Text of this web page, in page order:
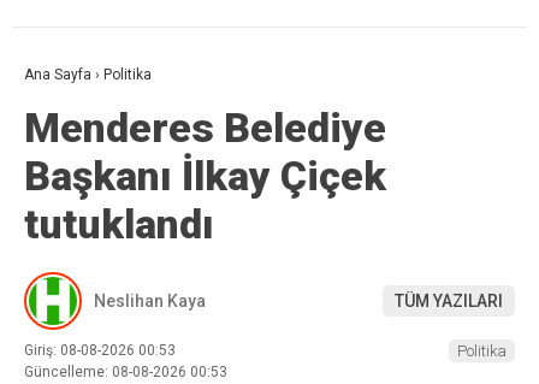
Ana Sayfa › Politika
Menderes Belediye
Başkanı İlkay Çiçek
tutuklandı
Neslihan Kaya TÜM YAZILARI
Giriş: 08-08-2026 00:53
Güncelleme: 08-08-2026 00:53
Politika